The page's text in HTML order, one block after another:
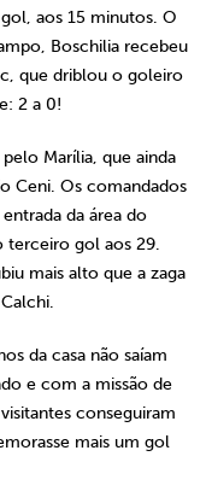
aos 15 minutos. O
Boschilia recebeu
que driblou o goleiro
2 a 0!
Marília, que ainda
Ceni. Os comandados
da área do
terceiro gol aos 29.
mais alto que a zaga
da casa não saíam
e com a missão de
conseguiram
mais um gol